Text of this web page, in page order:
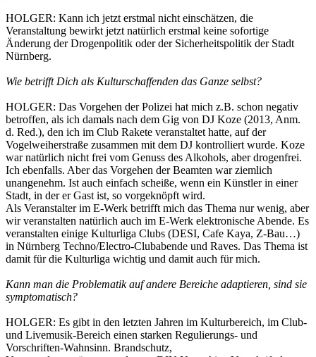
HOLGER: Kann ich jetzt erstmal nicht einschätzen, die
Veranstaltung bewirkt jetzt natürlich erstmal keine sofortige
Änderung der Drogenpolitik oder der Sicherheitspolitik der Stadt
Nürnberg.
Wie betrifft Dich als Kulturschaffenden das Ganze selbst?
HOLGER: Das Vorgehen der Polizei hat mich z.B. schon negativ
betroffen, als ich damals nach dem Gig von DJ Koze (2013, Anm.
d. Red.), den ich im Club Rakete veranstaltet hatte, auf der
Vogelweiherstraße zusammen mit dem DJ kontrolliert wurde. Koze
war natürlich nicht frei vom Genuss des Alkohols, aber drogenfrei.
Ich ebenfalls. Aber das Vorgehen der Beamten war ziemlich
unangenehm. Ist auch einfach scheiße, wenn ein Künstler in einer
Stadt, in der er Gast ist, so vorgeknöpft wird.
Als Veranstalter im E-Werk betrifft mich das Thema nur wenig, aber
wir veranstalten natürlich auch im E-Werk elektronische Abende. Es
veranstalten einige Kulturliga Clubs (DESI, Cafe Kaya, Z-Bau…)
in Nürnberg Techno/Electro-Clubabende und Raves. Das Thema ist
damit für die Kulturliga wichtig und damit auch für mich.
Kann man die Problematik auf andere Bereiche adaptieren, sind sie
symptomatisch?
HOLGER: Es gibt in den letzten Jahren im Kulturbereich, im Club-
und Livemusik-Bereich einen starken Regulierungs- und
Vorschriften-Wahnsinn. Brandschutz,